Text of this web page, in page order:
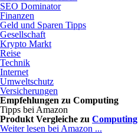
SEO Dominator
Finanzen
Geld und Sparen Tipps
Gesellschaft
Krypto Markt
Reise
Technik
Internet
Umweltschutz
Versicherungen
Empfehlungen zu Computing
Tipps bei Amazon
Produkt Vergleiche zu Computing
Weiter lesen bei Amazon ...